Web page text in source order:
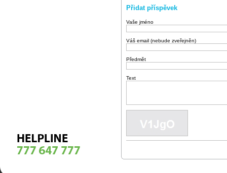
Přidat příspěvek
Vaše jméno
Váš email (nebude zveřejněn)
Předmět
Text